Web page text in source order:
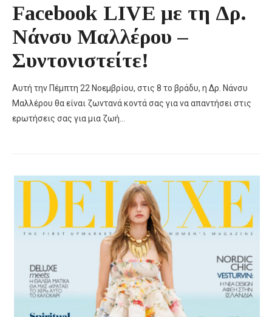
Facebook LIVΕ με τη Δρ.
Νάνσυ Μαλλέρου –
Συντονιστείτε!
Αυτή την Πέμπτη 22 Νοεμβρίου, στις 8 το βράδυ, η Δρ. Νάνσυ
Μαλλέρου θα είναι ζωντανά κοντά σας για να απαντήσει στις
ερωτήσεις σας για μια ζωή…